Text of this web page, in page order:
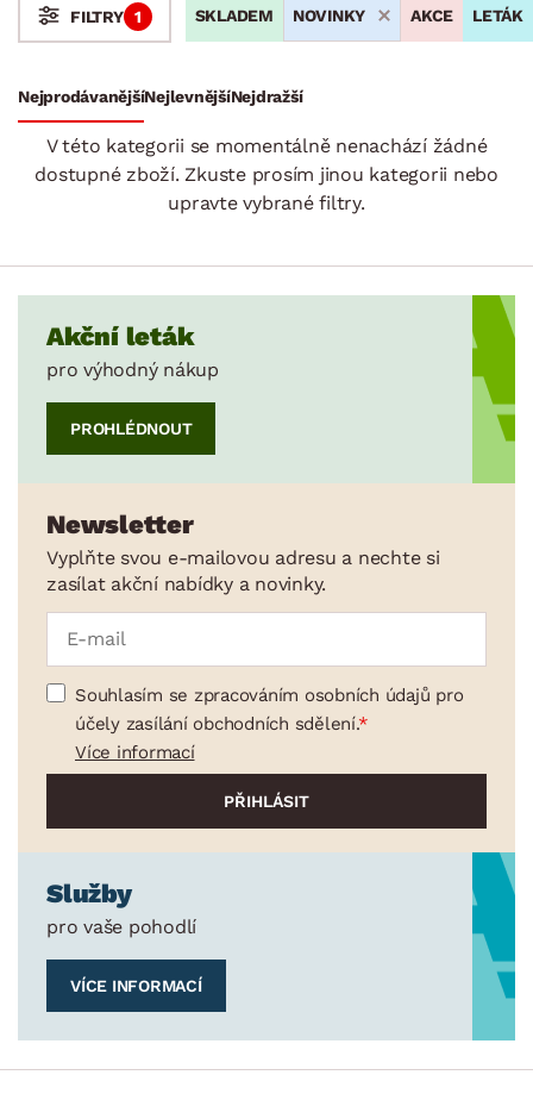
Kuchyňské spotřebiče
Domácí spotřebiče
MATERIÁL
MÍSTNOST
SKLADOVOST
SKLADEM NOVINKY AKCE LETÁK
FILTRY 1
NejprodávanějšíNejlevnějšíNejdražší
V této kategorii se momentálně nenachází žádné
dostupné zboží. Zkuste prosím jinou kategorii nebo
upravte vybrané filtry.
Akční leták
pro výhodný nákup
PROHLÉDNOUT
Newsletter
Vyplňte svou e-mailovou adresu a nechte si
zasílat akční nabídky a novinky.
Souhlasím se zpracováním osobních údajů pro
účely zasílání obchodních sdělení.
Více informací
Služby
pro vaše pohodlí
VÍCE INFORMACÍ